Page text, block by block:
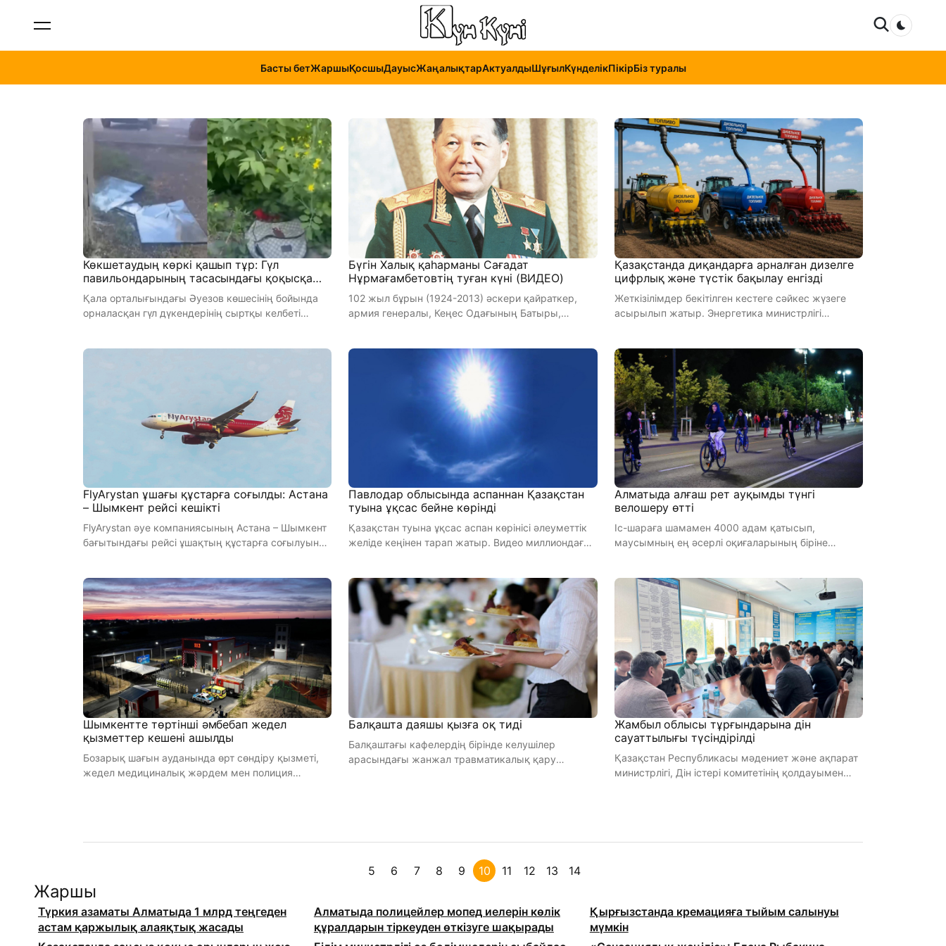
Dark
Басты бетЖаршыҚосшыДауысЖаңалықтарАктуалдыШұғылКүнделікПікірБіз туралы
Көкшетаудың көркі қашып тұр: Гүл
павильондарының тасасындағы қоқысқа
кім жауапты?
Қала орталығындағы Әуезов көшесінің бойында
орналасқан гүл дүкендерінің сыртқы келбеті
Бүгін Халық қаһарманы Сағадат
Нұрмағамбетовтің туған күні (ВИДЕО)
102 жыл бұрын (1924-2013) әскери қайраткер,
армия генералы, Кеңес Одағының Батыры,
Қазақстанда диқандарға арналған дизелге
цифрлық және түстік бақылау енгізді
Жеткізілімдер бекітілген кестеге сәйкес жүзеге
асырылып жатыр. Энергетика министрлігі
FlyArystan ұшағы құстарға соғылды: Астана
– Шымкент рейсі кешікті
FlyArystan әуе компаниясының Астана – Шымкент
бағытындағы рейсі ұшақтың құстарға соғылуына
Павлодар облысында аспаннан Қазақстан
туына ұқсас бейне көрінді
Қазақстан туына ұқсас аспан көрінісі әлеуметтік
желіде кеңінен тарап жатыр. Видео миллиондаған
Алматыда алғаш рет ауқымды түнгі
велошеру өтті
Іс-шараға шамамен 4000 адам қатысып,
маусымның ең әсерлі оқиғаларының біріне
Шымкентте төртінші әмбебап жедел
қызметтер кешені ашылды
Бозарық шағын ауданында өрт сөндіру қызметі,
жедел медициналық жәрдем мен полиция
Балқашта даяшы қызға оқ тиді
Балқаштағы кафелердің бірінде келушілер
арасындағы жанжал травматикалық қару
Жамбыл облысы тұрғындарына дін
сауаттылығы түсіндірілді
Қазақстан Республикасы мәдениет және ақпарат
министрлігі, Дін істері комитетінің қолдауымен
5 6 7 8 9 10 11 12 13 14
Жаршы
Түркия азаматы Алматыда 1 млрд теңгеден
астам қаржылық алаяқтық жасады
Алматыда полицейлер мопед иелерін көлік
құралдарын тіркеуден өткізуге шақырады
Қырғызстанда кремацияға тыйым салынуы
мүмкін